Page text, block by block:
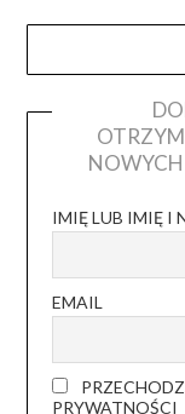
IMIĘ LUB IMIĘ I
EMAIL
PRYWATNOŚCI